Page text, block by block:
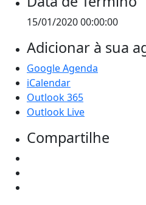
15/01/2020 00:00:00
Adicionar à sua
Google Agenda
iCalendar
Outlook 365
Outlook Live
Compartilhe